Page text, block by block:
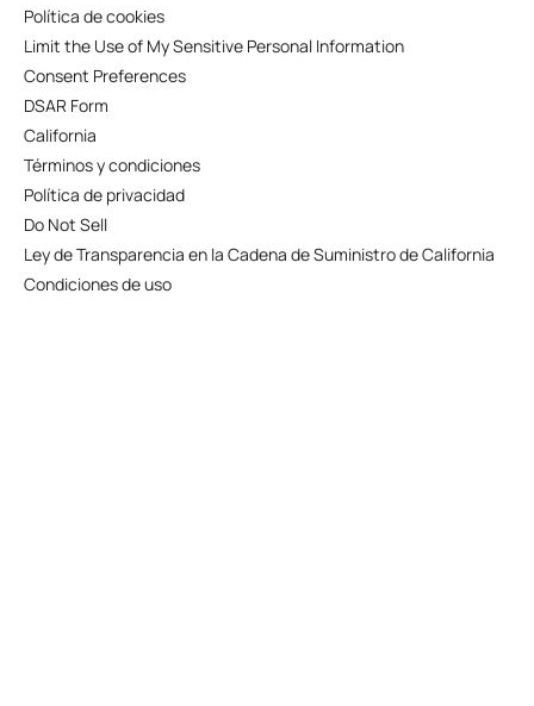
Política de cookies
Limit the Use of My Sensitive Personal Information
Consent Preferences
DSAR Form
California
Términos y condiciones
Política de privacidad
Do Not Sell
Ley de Transparencia en la Cadena de Suministro de California
Condiciones de uso